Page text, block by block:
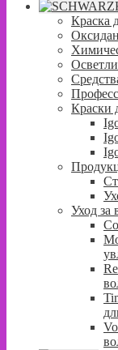
Краска
Краски
Уход за